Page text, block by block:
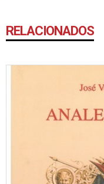
RELACIONADOS